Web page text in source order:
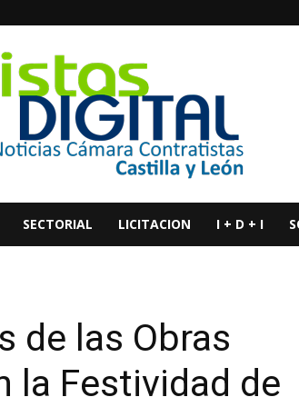
SECTORIAL LICITACION I + D + I
de las Obras
la Festividad de